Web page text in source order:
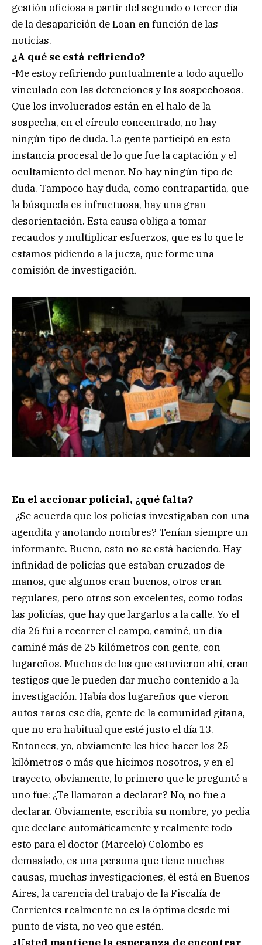
gestión oficiosa a partir del segundo o tercer día
de la desaparición de Loan en función de las
noticias.
¿A qué se está refiriendo?
-Me estoy refiriendo puntualmente a todo aquello
vinculado con las detenciones y los sospechosos.
Que los involucrados están en el halo de la
sospecha, en el círculo concentrado, no hay
ningún tipo de duda. La gente participó en esta
instancia procesal de lo que fue la captación y el
ocultamiento del menor. No hay ningún tipo de
duda. Tampoco hay duda, como contrapartida, que
la búsqueda es infructuosa, hay una gran
desorientación. Esta causa obliga a tomar
recaudos y multiplicar esfuerzos, que es lo que le
estamos pidiendo a la jueza, que forme una
comisión de investigación.
En el accionar policial, ¿qué falta?
-¿Se acuerda que los policías investigaban con una
agendita y anotando nombres? Tenían siempre un
informante. Bueno, esto no se está haciendo. Hay
infinidad de policías que estaban cruzados de
manos, que algunos eran buenos, otros eran
regulares, pero otros son excelentes, como todas
las policías, que hay que largarlos a la calle. Yo el
día 26 fui a recorrer el campo, caminé, un día
caminé más de 25 kilómetros con gente, con
lugareños. Muchos de los que estuvieron ahí, eran
testigos que le pueden dar mucho contenido a la
investigación. Había dos lugareños que vieron
autos raros ese día, gente de la comunidad gitana,
que no era habitual que esté justo el día 13.
Entonces, yo, obviamente les hice hacer los 25
kilómetros o más que hicimos nosotros, y en el
trayecto, obviamente, lo primero que le pregunté a
uno fue: ¿Te llamaron a declarar? No, no fue a
declarar. Obviamente, escribía su nombre, yo pedía
que declare automáticamente y realmente todo
esto para el doctor (Marcelo) Colombo es
demasiado, es una persona que tiene muchas
causas, muchas investigaciones, él está en Buenos
Aires, la carencia del trabajo de la Fiscalía de
Corrientes realmente no es la óptima desde mi
punto de vista, no veo que estén.